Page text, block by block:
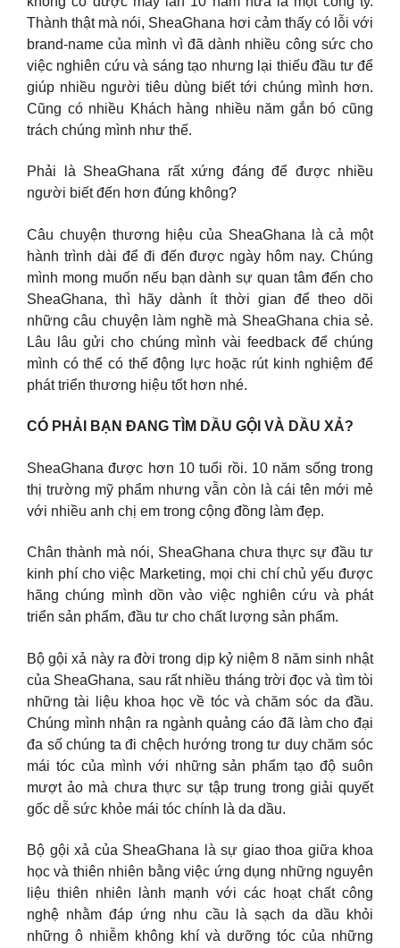
Thành thật mà nói, SheaGhana hơi cảm thấy có lỗi với
brand-name của mình vì đã dành nhiều công sức cho
việc nghiên cứu và sáng tạo nhưng lại thiếu đầu tư để
giúp nhiều người tiêu dùng biết tới chúng mình hơn.
Cũng có nhiều Khách hàng nhiều năm gắn bó cũng
trách chúng mình như thế.
Phải là SheaGhana rất xứng đáng để được nhiều
người biết đến hơn đúng không?
Câu chuyện thương hiệu của SheaGhana là cả một
hành trình dài để đi đến được ngày hôm nay. Chúng
mình mong muốn nếu bạn dành sự quan tâm đến cho
SheaGhana, thì hãy dành ít thời gian để theo dõi
những câu chuyện làm nghề mà SheaGhana chia sẻ.
Lâu lâu gửi cho chúng mình vài feedback để chúng
mình có thể có thể động lực hoặc rút kinh nghiệm để
phát triển thương hiệu tốt hơn nhé.
CÓ PHẢI BẠN ĐANG TÌM DẦU GỘI VÀ DẦU XẢ?
SheaGhana được hơn 10 tuổi rồi. 10 năm sống trong
thị trường mỹ phẩm nhưng vẫn còn là cái tên mới mẻ
với nhiều anh chị em trong cộng đồng làm đẹp.
Chân thành mà nói, SheaGhana chưa thực sự đầu tư
kinh phí cho việc Marketing, mọi chi chí chủ yếu được
hãng chúng mình dồn vào việc nghiên cứu và phát
triển sản phẩm, đầu tư cho chất lượng sản phẩm.
Bộ gội xả này ra đời trong dịp kỷ niệm 8 năm sinh nhật
của SheaGhana, sau rất nhiều tháng trời đọc và tìm tòi
những tài liệu khoa học về tóc và chăm sóc da đầu.
Chúng mình nhận ra ngành quảng cáo đã làm cho đại
đa số chúng ta đi chệch hướng trong tư duy chăm sóc
mái tóc của mình với những sản phẩm tạo độ suôn
mượt ảo mà chưa thực sự tập trung trong giải quyết
gốc dễ sức khỏe mái tóc chính là da dầu.
Bộ gội xả của SheaGhana là sự giao thoa giữa khoa
học và thiên nhiên bằng việc ứng dụng những nguyên
liệu thiên nhiên lành mạnh với các hoạt chất công
nghệ nhằm đáp ứng nhu cầu là sạch da dầu khỏi
những ô nhiễm không khí và dưỡng tóc của những